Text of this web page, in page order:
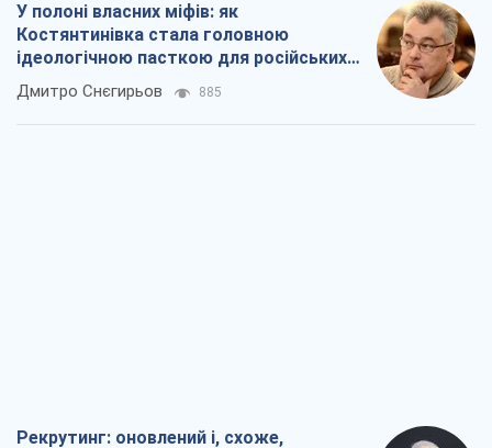
У полоні власних міфів: як
Костянтинівка стала головною
ідеологічною пасткою для російських
окупантів
Дмитро Снєгирьов 885
Рекрутинг: оновлений і, схоже,